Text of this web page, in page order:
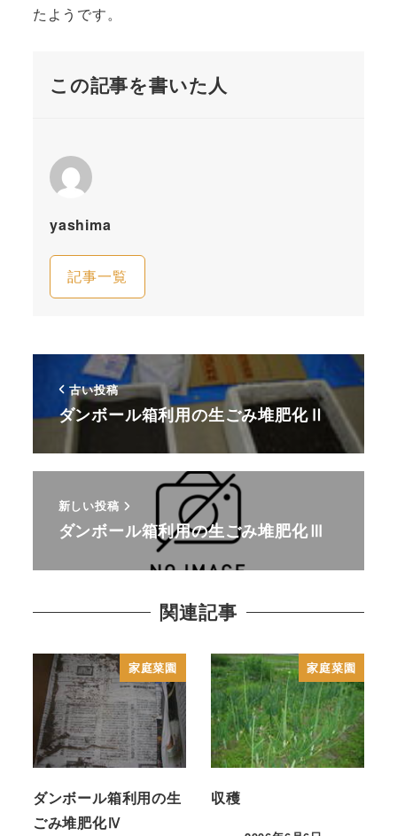
たようです。
この記事を書いた人
yashima
記事一覧
古い投稿
ダンボール箱利用の生ごみ堆肥化Ⅱ
新しい投稿
ダンボール箱利用の生ごみ堆肥化Ⅲ
関連記事
家庭菜園
ダンボール箱利用の生
ごみ堆肥化Ⅳ
家庭菜園
収穫